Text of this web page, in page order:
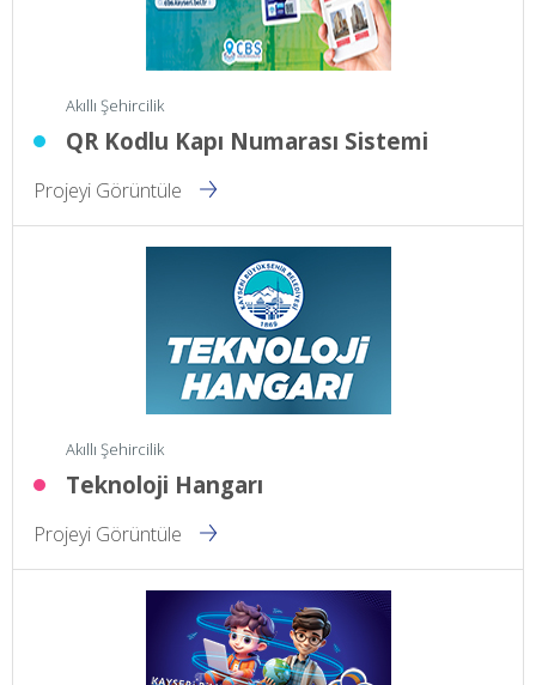
Akıllı Şehircilik
QR Kodlu Kapı Numarası Sistemi
Projeyi Görüntüle
Akıllı Şehircilik
Teknoloji Hangarı
Projeyi Görüntüle